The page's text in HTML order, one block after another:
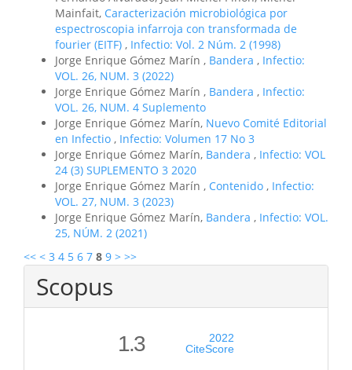
Mainfait, Caracterización microbiológica por
espectroscopia infarroja con transformada de
fourier (EITF) , Infectio: Vol. 2 Núm. 2 (1998)
Jorge Enrique Gómez Marín , Bandera , Infectio:
VOL. 26, NUM. 3 (2022)
Jorge Enrique Gómez Marín , Bandera , Infectio:
VOL. 26, NUM. 4 Suplemento
Jorge Enrique Gómez Marín, Nuevo Comité Editorial
en Infectio , Infectio: Volumen 17 No 3
Jorge Enrique Gómez Marín, Bandera , Infectio: VOL
24 (3) SUPLEMENTO 3 2020
Jorge Enrique Gómez Marín , Contenido , Infectio:
VOL. 27, NUM. 3 (2023)
Jorge Enrique Gómez Marín, Bandera , Infectio: VOL.
25, NÚM. 2 (2021)
<< < 3 4 5 6 7 8 9 > >>
Scopus
1.3
2022
CiteScore